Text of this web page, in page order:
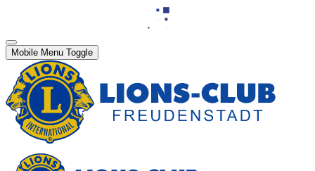
Mobile Menu Toggle